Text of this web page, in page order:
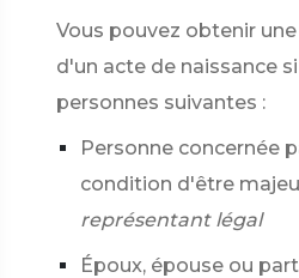
Vous pouvez obtenir
d'un acte de naissance
personnes suivantes :
Personne concernée
condition d'être
représentant légal
Époux, épouse ou